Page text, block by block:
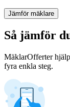
Jämför mäklare
Så jämför
MäklarOfferter
fyra enkla steg.